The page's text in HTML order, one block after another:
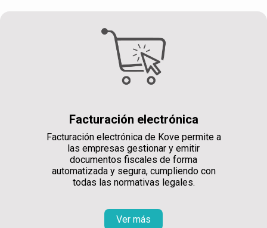
Facturación electrónica
Facturación electrónica de Kove permite a
las empresas gestionar y emitir
documentos fiscales de forma
automatizada y segura, cumpliendo con
todas las normativas legales.
Ver más